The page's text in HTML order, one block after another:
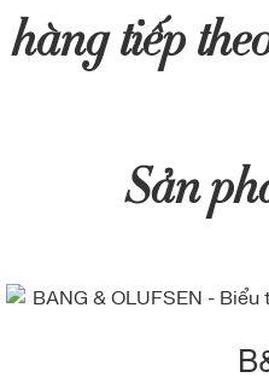
hàng tiếp
Sản